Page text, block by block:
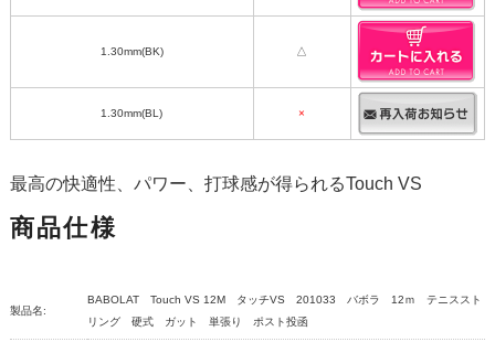
1.30mm(BK) △
1.30mm(BL) ×
最高の快適性、パワー、打球感が得られるTouch VS
商品仕様
製品名:
BABOLAT Touch VS 12M タッチVS 201033 バボラ 12ｍ テニススト
リング 硬式 ガット 単張り ポスト投函